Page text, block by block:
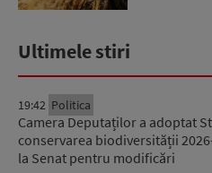
Ultimele stiri
19:42 Politica
Camera Deputaților a adoptat
conservarea biodiversității
la Senat pentru modificări